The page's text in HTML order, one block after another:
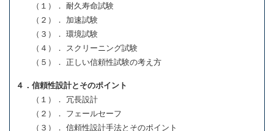
（１）． 耐久寿命試験
（２）． 加速試験
（３）． 環境試験
（４）． スクリーニング試験
（５）． 正しい信頼性試験の考え方
４．信頼性設計とそのポイント
（１）． 冗長設計
（２）． フェールセーフ
（３）． 信頼性設計手法とそのポイント